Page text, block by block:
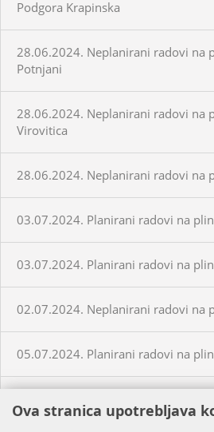
Podgora Krapinska
28.06.2024. Neplanirani radovi na
Potnjani
28.06.2024. Neplanirani radovi na
Virovitica
28.06.2024. Neplanirani radovi na
03.07.2024. Planirani radovi na
03.07.2024. Planirani radovi na
02.07.2024. Neplanirani radovi na
05.07.2024. Planirani radovi na
Ova stranica upotrebljava